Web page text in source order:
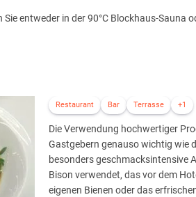
entweder in der 90°C Blockhaus-Sauna
den beruhigenden Farben,
mit langen, weißen Sandstränden und
abgestimmt auf die nachfolgenden
und der Träume.
Restaurant Bar Terrasse +1
Die Verwendung hochwertiger
Gastgebern genauso wichtig wie
besonders geschmacksintensive
Bison verwendet, das vor dem
eigenen Bienen oder das